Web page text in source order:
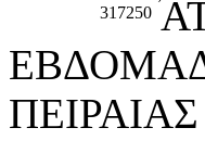
317250